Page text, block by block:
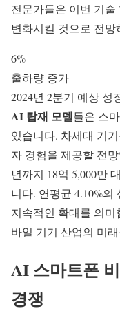
전문가들은 이번 기
변화시킬 것으로 전망
6%
출하량 증가
2024년 2분기 예상 성
AI 탑재 모델들은 스
있습니다. 차세대 기
자 경험을 제공할 전
년까지 18억 5,000만
니다. 연평균 4.10%
지속적인 확대를 의
바일 기기 산업의 미
AI 스마트폰
경쟁